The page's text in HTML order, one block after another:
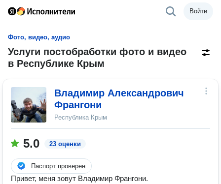
Войти
Фото, видео, аудио
Услуги постобработки фото и видео
в Республике Крым
Владимир Александрович
Франгони
Республика Крым
5.0 23 оценки
Паспорт проверен
Привет, меня зовут Владимир Франгони.